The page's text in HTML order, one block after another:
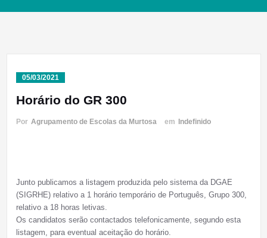
05/03/2021
Horário do GR 300
Por Agrupamento de Escolas da Murtosa em Indefinido
Junto publicamos a listagem produzida pelo sistema da DGAE
(SIGRHE) relativo a 1 horário temporário de Português, Grupo 300,
relativo a 18 horas letivas.
Os candidatos serão contactados telefonicamente, segundo esta
listagem, para eventual aceitação do horário.